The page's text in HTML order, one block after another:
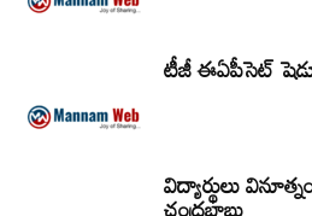
టీజీ ఈఏపీసెట్‌
విద్యార్థులు